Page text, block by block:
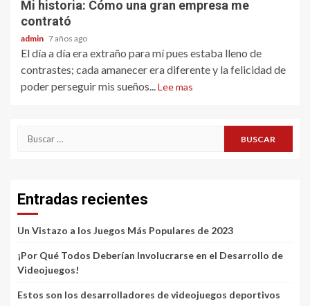
Mi historia: Cómo una gran empresa me
contrató
admin 7 años ago
El día a día era extraño para mí pues estaba lleno de
contrastes; cada amanecer era diferente y la felicidad de
poder perseguir mis sueños...Lee mas
Buscar:
Entradas recientes
Un Vistazo a los Juegos Más Populares de 2023
¡Por Qué Todos Deberían Involucrarse en el Desarrollo de
Videojuegos!
Estos son los desarrolladores de videojuegos deportivos